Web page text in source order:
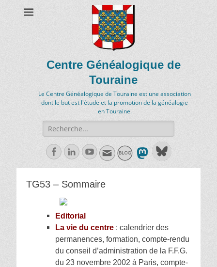
Centre Généalogique de
Touraine
Le Centre Généalogique de Touraine est une association
dont le but est l'étude et la promotion de la généalogie
en Touraine.
Recherche
de:
FacebookLinkedln
Youtube
TG53 – Sommaire
Editorial
La vie du centre : calendrier des
permanences, formation, compte-rendu
du conseil d’administration de la F.F.G.
du 23 novembre 2002 à Paris, compte-